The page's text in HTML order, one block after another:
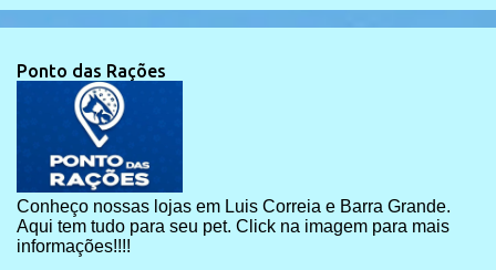
Ponto das Rações
Conheço nossas lojas em Luis Correia e Barra Grande.
Aqui tem tudo para seu pet. Click na imagem para mais
informações!!!!